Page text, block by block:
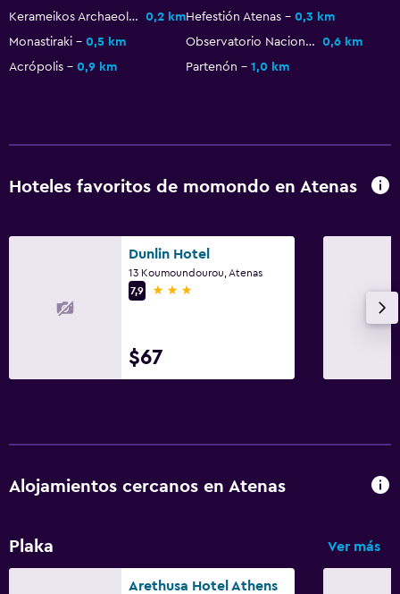
Perchero
Kerameikos Archaeological Site 0,2 kmHefestión Atenas
0,3 km
Monastiraki
0,5 km Observatorio Nacional de Atenas
0,6 km
Acrópolis
0,9 km Partenón 1,0 km
Hoteles favoritos de momondo en Atenas
Dunlin Hotel
13 Koumoundourou, Atenas
7,9
3 estrellas
$67
Alojamientos cercanos en Atenas
Plaka Ver más
Arethusa Hotel Athens